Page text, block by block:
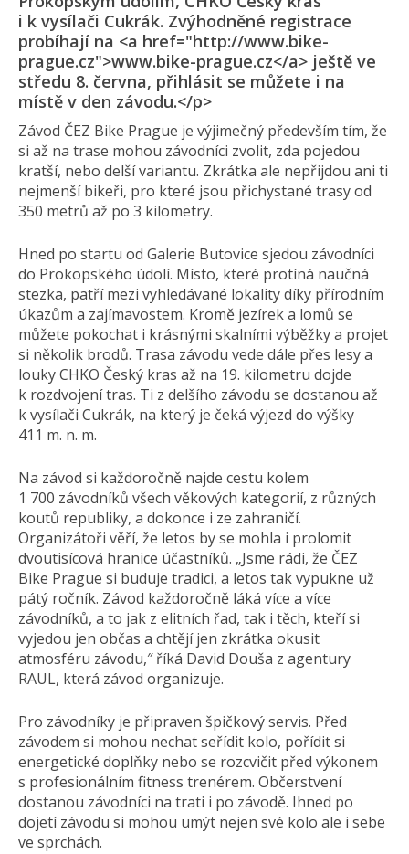
i k vysílači Cukrák. Zvýhodněné registrace
probíhají na <a href="http://www.bike-
prague.cz">www.bike-prague.cz</a> ještě ve
středu 8. června, přihlásit se můžete i na
místě v den závodu.</p>
Závod ČEZ Bike Prague je výjimečný především tím, že
si až na trase mohou závodníci zvolit, zda pojedou
kratší, nebo delší variantu. Zkrátka ale nepřijdou ani ti
nejmenší bikeři, pro které jsou přichystané trasy od
350 metrů až po 3 kilometry.
Hned po startu od Galerie Butovice sjedou závodníci
do Prokopského údolí. Místo, které protíná naučná
stezka, patří mezi vyhledávané lokality díky přírodním
úkazům a zajímavostem. Kromě jezírek a lomů se
můžete pokochat i krásnými skalními výběžky a projet
si několik brodů. Trasa závodu vede dále přes lesy a
louky CHKO Český kras až na 19. kilometru dojde
k rozdvojení tras. Ti z delšího závodu se dostanou až
k vysílači Cukrák, na který je čeká výjezd do výšky
411 m. n. m.
Na závod si každoročně najde cestu kolem
1 700 závodníků všech věkových kategorií, z různých
koutů republiky, a dokonce i ze zahraničí.
Organizátoři věří, že letos by se mohla i prolomit
dvoutisícová hranice účastníků. „Jsme rádi, že ČEZ
Bike Prague si buduje tradici, a letos tak vypukne už
pátý ročník. Závod každoročně láká více a více
závodníků, a to jak z elitních řad, tak i těch, kteří si
vyjedou jen občas a chtějí jen zkrátka okusit
atmosféru závodu,″ říká David Douša z agentury
RAUL, která závod organizuje.
Pro závodníky je připraven špičkový servis. Před
závodem si mohou nechat seřídit kolo, pořídit si
energetické doplňky nebo se rozcvičit před výkonem
s profesionálním fitness trenérem. Občerstvení
dostanou závodníci na trati i po závodě. Ihned po
dojetí závodu si mohou umýt nejen své kolo ale i sebe
ve sprchách.